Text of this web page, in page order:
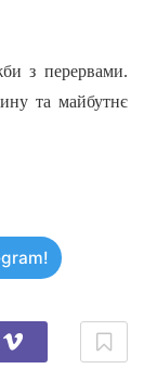
з перервами.
та майбутнє